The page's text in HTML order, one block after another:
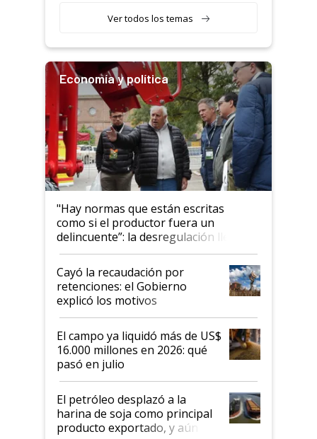
Ver todos los temas
Economía y política
"Hay normas que están escritas
como si el productor fuera un
delincuente”: la desregulación llegó
al Congreso Aapresid y hasta se
habló del financiamiento al IPCVA
Cayó la recaudación por
retenciones: el Gobierno
explicó los motivos
El campo ya liquidó más de US$
16.000 millones en 2026: qué
pasó en julio
El petróleo desplazó a la
harina de soja como principal
producto exportado, y aún así